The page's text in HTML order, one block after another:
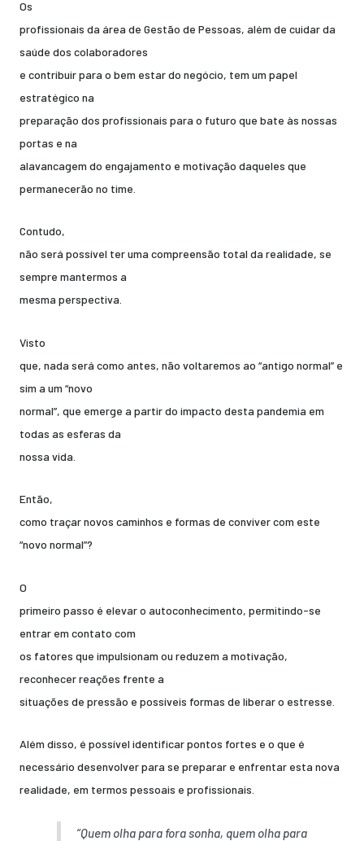
Os
profissionais da área de Gestão de Pessoas, além de cuidar da
saúde dos colaboradores
e contribuir para o bem estar do negócio, tem um papel
estratégico na
preparação dos profissionais para o futuro que bate às nossas
portas e na
alavancagem do engajamento e motivação daqueles que
permanecerão no time.
Contudo,
não será possível ter uma compreensão total da realidade, se
sempre mantermos a
mesma perspectiva.
Visto
que, nada será como antes, não voltaremos ao “antigo normal” e
sim a um “novo
normal”, que emerge a partir do impacto desta pandemia em
todas as esferas da
nossa vida.
Então,
como traçar novos caminhos e formas de conviver com este
“novo normal”?
O
primeiro passo é elevar o autoconhecimento, permitindo-se
entrar em contato com
os fatores que impulsionam ou reduzem a motivação,
reconhecer reações frente a
situações de pressão e possíveis formas de liberar o estresse.
Além disso, é possível identificar pontos fortes e o que é
necessário desenvolver para se preparar e enfrentar esta nova
realidade, em termos pessoais e profissionais.
“Quem olha para fora sonha, quem olha para